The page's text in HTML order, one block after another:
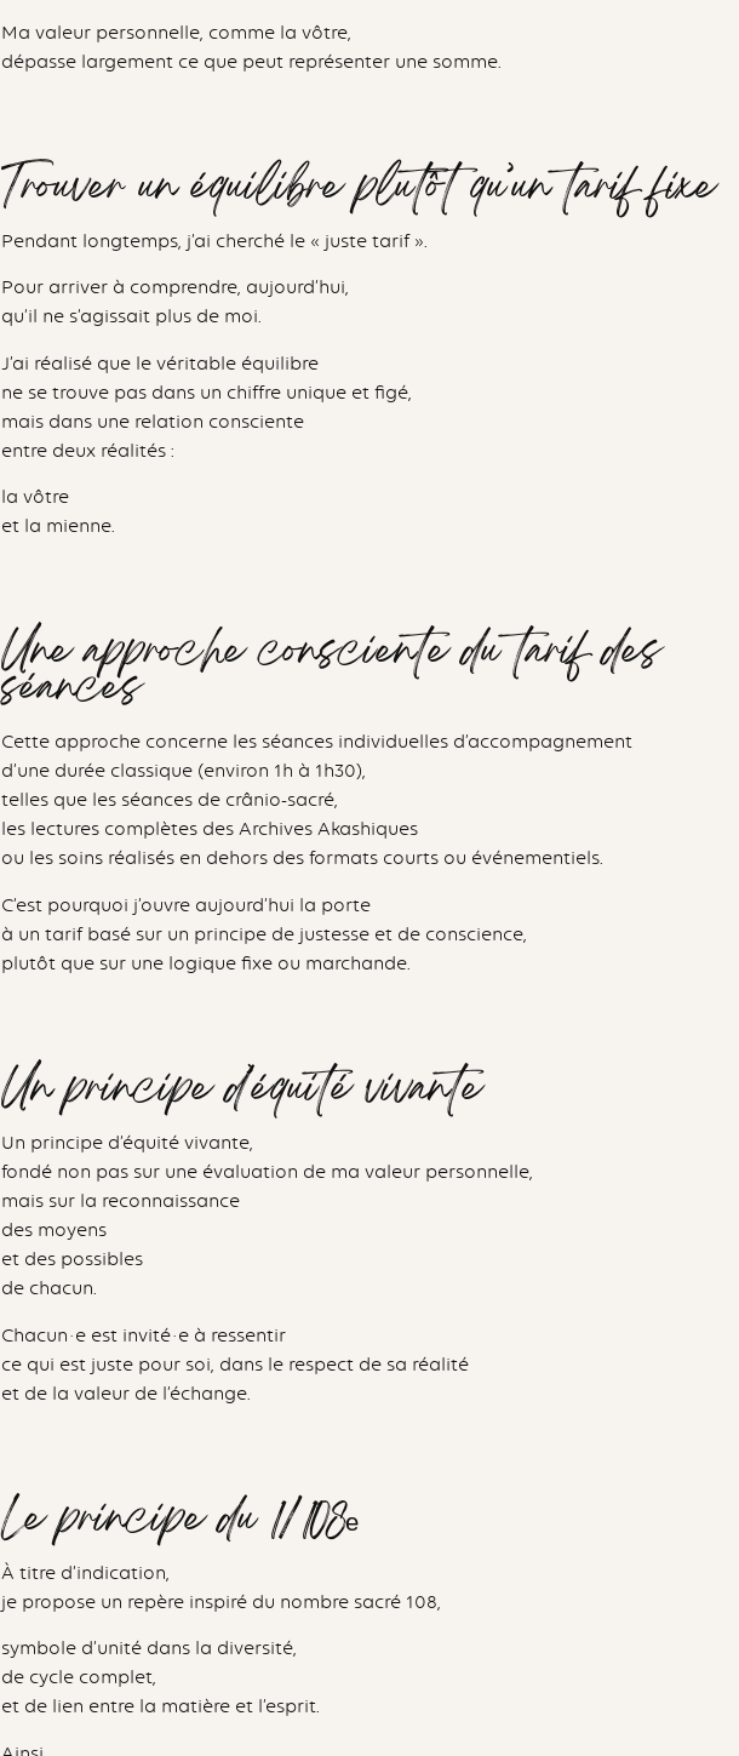
Ma valeur personnelle, comme la vôtre,
dépasse largement ce que peut représenter une somme.
Trouver un équilibre plutôt qu’un tarif fixe
Pendant longtemps, j’ai cherché le « juste tarif ».
Pour arriver à comprendre, aujourd’hui,
qu’il ne s’agissait plus de moi.
J’ai réalisé que le véritable équilibre
ne se trouve pas dans un chiffre unique et figé,
mais dans une relation consciente
entre deux réalités :
la vôtre
et la mienne.
Une approche consciente du tarif des
séances
Cette approche concerne les séances individuelles d’accompagnement
d’une durée classique (environ 1h à 1h30),
telles que les séances de crânio-sacré,
les lectures complètes des Archives Akashiques
ou les soins réalisés en dehors des formats courts ou événementiels.
C’est pourquoi j’ouvre aujourd’hui la porte
à un tarif basé sur un principe de justesse et de conscience,
plutôt que sur une logique fixe ou marchande.
Un principe d’équité vivante
Un principe d’équité vivante,
fondé non pas sur une évaluation de ma valeur personnelle,
mais sur la reconnaissance
des moyens
et des possibles
de chacun.
Chacun·e est invité·e à ressentir
ce qui est juste pour soi, dans le respect de sa réalité
et de la valeur de l’échange.
Le principe du 1/108ᵉ
À titre d’indication,
je propose un repère inspiré du nombre sacré 108,
symbole d’unité dans la diversité,
de cycle complet,
et de lien entre la matière et l’esprit.